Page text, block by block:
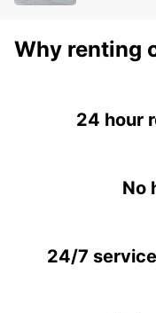
Why renting
24 hour
No
24/7